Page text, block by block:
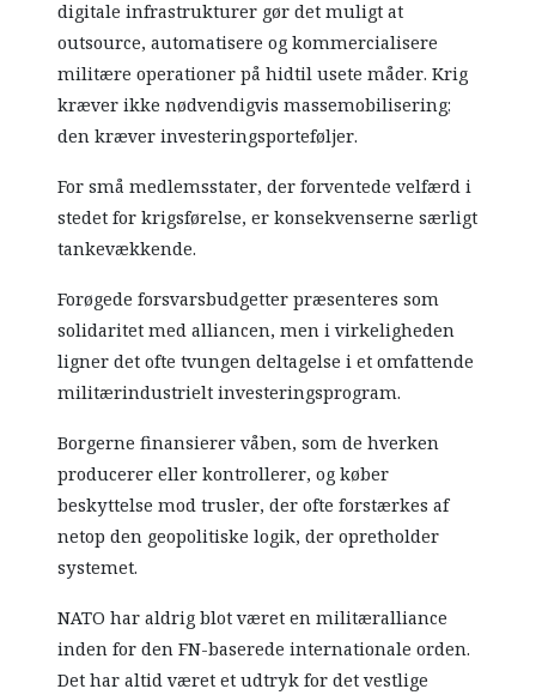
digitale infrastrukturer gør det muligt at
outsource, automatisere og kommercialisere
militære operationer på hidtil usete måder. Krig
kræver ikke nødvendigvis massemobilisering;
den kræver investeringsporteføljer.
For små medlemsstater, der forventede velfærd i
stedet for krigsførelse, er konsekvenserne særligt
tankevækkende.
Forøgede forsvarsbudgetter præsenteres som
solidaritet med alliancen, men i virkeligheden
ligner det ofte tvungen deltagelse i et omfattende
militærindustrielt investeringsprogram.
Borgerne finansierer våben, som de hverken
producerer eller kontrollerer, og køber
beskyttelse mod trusler, der ofte forstærkes af
netop den geopolitiske logik, der opretholder
systemet.
NATO har aldrig blot været en militæralliance
inden for den FN-baserede internationale orden.
Det har altid været et udtryk for det vestlige